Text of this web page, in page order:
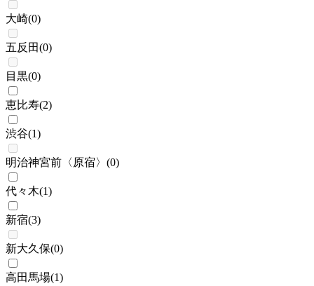
大崎(0)
五反田(0)
目黒(0)
恵比寿(2)
渋谷(1)
明治神宮前〈原宿〉 (0)
代々木(1)
新宿(3)
新大久保(0)
高田馬場(1)